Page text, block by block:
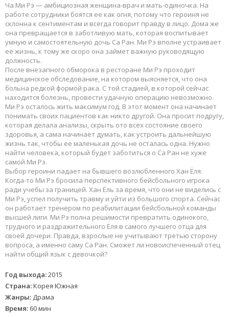
Ча Ми Рэ — амбициозная женщина-врач и мать-одиночка. На
работе сотрудники боятся ее как огня, потому что героиня не
склонна к сентиментам и всегда говорит правду в лицо. Дома же
она превращается в заботливую мать, которая воспитывает
умную и самостоятельную дочь Са Ран. Ми Рэ вполне устраивает
ее жизнь, к тому же скоро она займет важную руководящую
должность.
После внезапного обморока в ресторане Ми Рэ проходит
медицинское обследование, на котором выясняется, что она
больна редкой формой рака. С той стадией, в которой сейчас
находится болезнь, провести удачную операцию невозможно.
Ми Рэ осталось жить максимум год. В этот момент она начинает
понимать своих пациентов как никто другой. Она просит подругу,
которая делала анализы, скрыть ото всех состояние своего
здоровья, а сама начинает думать, как устроить дальнейшую
жизнь так, чтобы ее маленькая дочь не осталась одна. Нужно
найти человека, который будет заботиться о Са Ран не хуже
самой Ми Рэ.
Выбор героини падает на бывшего возлюбленного Хан Ёля.
Когда-то Ми Рэ бросила перспективного бейсбольного игрока
ради учебы за границей. Хан Ёль за время, что они не виделись с
Ми Рэ, успел получить травму и уйти из большого спорта. Сейчас
он работает тренером по реабилитации бейсбольной команды
высшей лиги. Ми Рэ полна решимости превратить одинокого,
трудного и раздражительного Ёля в самого лучшего отца для
своей дочери. Правда, взрослые не учитывают третью сторону
вопроса, а именно саму Са Ран. Сможет ли новоиспеченный отец
найти общий язык с девочкой?
Год выхода:2015
Страна:Корея Южная
Жанры: Драма
Время: 60 мин